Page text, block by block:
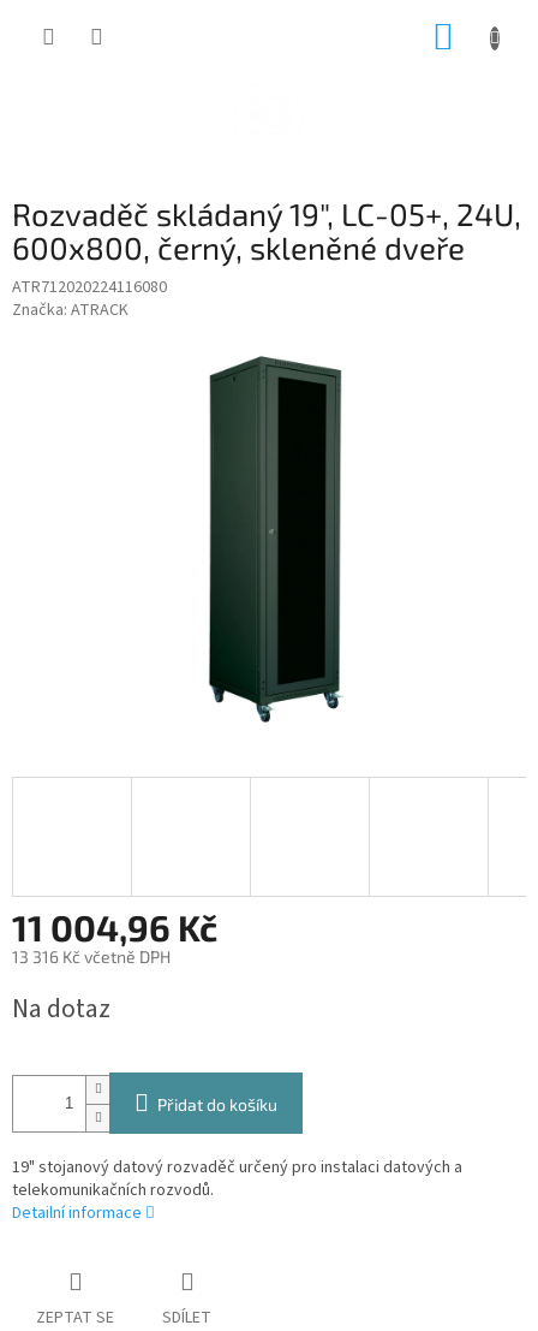
Rozvaděč skládaný 19", LC-05+, 24U,
600x800, černý, skleněné dveře
ATR712020224116080
Značka: ATRACK
11 004,96 Kč
13 316 Kč včetně DPH
cena:
Na dotaz
Přidat do košíku
19" stojanový datový rozvaděč určený pro instalaci datových a
telekomunikačních rozvodů.
Detailní informace
ZEPTAT SE SDÍLET